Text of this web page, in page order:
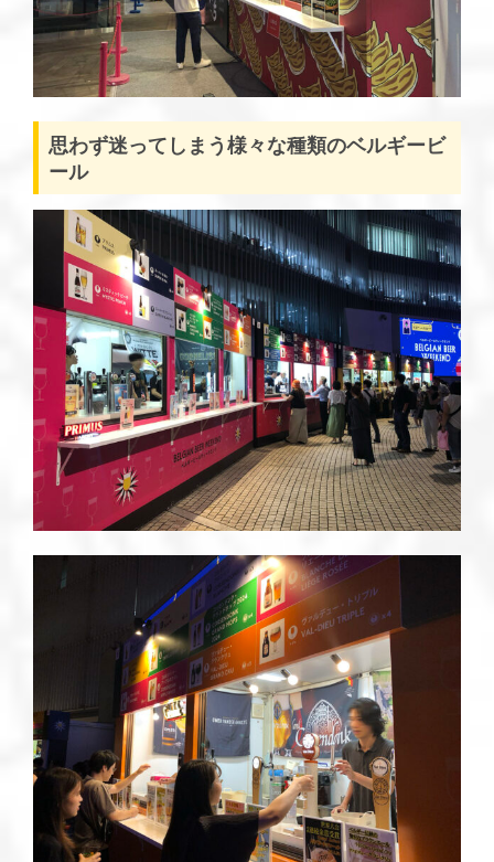
思わず迷ってしまう様々な種類のベルギービ
ール